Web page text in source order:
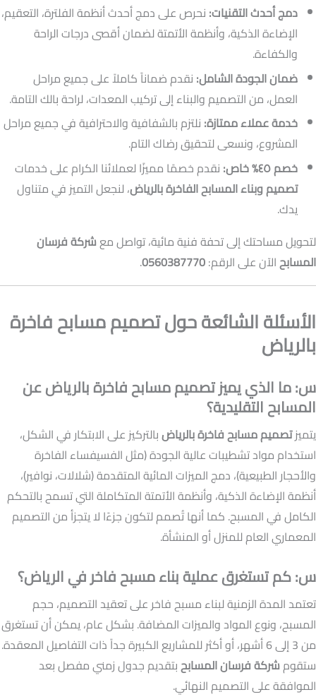
دمج أحدث التقنيات: نحرص على دمج أحدث أنظمة الفلترة، التعقيم،
الإضاءة الذكية، وأنظمة الأتمتة لضمان أقصى درجات الراحة
والكفاءة.
ضمان الجودة الشامل: نقدم ضماناً كاملاً على جميع مراحل
العمل، من التصميم والبناء إلى تركيب المعدات، لراحة بالك التامة.
خدمة عملاء ممتازة: نلتزم بالشفافية والاحترافية في جميع مراحل
المشروع، ونسعى لتحقيق رضاك التام.
خصم ٤٥% خاص:
نقدم خصمًا مميزًا لعملائنا الكرام على خدمات
تصميم وبناء المسابح الفاخرة بالرياض، لنجعل التميز في متناول
يدك.
لتحويل مساحتك إلى تحفة فنية مائية، تواصل معشركة فرسان
المسابحالآن على الرقم:0560387770
.
الأسئلة الشائعة حول تصميم مسابح فاخرة
بالرياض
س: ما الذي يميز تصميم مسابح فاخرة بالرياض عن
المسابح التقليدية؟
يتميزتصميم مسابح فاخرة بالرياضبالتركيز على الابتكار في الشكل،
استخدام مواد تشطيبات عالية الجودة (مثل الفسيفساء الفاخرة
والأحجار الطبيعية)، دمج الميزات المائية المتقدمة (شلالات، نوافير)،
أنظمة الإضاءة الذكية، وأنظمة الأتمتة المتكاملة التي تسمح بالتحكم
الكامل في المسبح. كما أنها تُصمم لتكون جزءًا لا يتجزأ من التصميم
المعماري العام للمنزل أو المنشأة.
س: كم تستغرق عملية بناء مسبح فاخر في الرياض؟
تعتمد المدة الزمنية لبناء مسبح فاخر على تعقيد التصميم، حجم
المسبح، ونوع المواد والميزات المضافة. بشكل عام، يمكن أن تستغرق
من 3 إلى 6 أشهر، أو أكثر للمشاريع الكبيرة جداً ذات التفاصيل المعقدة.
ستقومشركة فرسان المسابحبتقديم جدول زمني مفصل بعد
الموافقة على التصميم النهائي.